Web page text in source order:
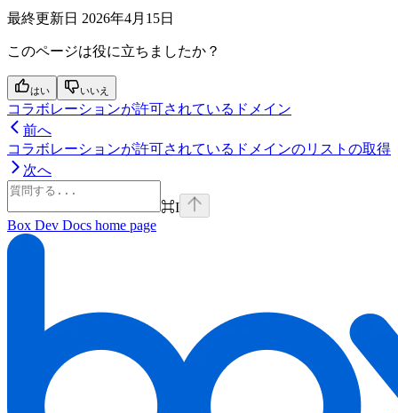
最終更新日 2026年4月15日
このページは役に立ちましたか？
はい いいえ
コラボレーションが許可されているドメイン
前へ
コラボレーションが許可されているドメインのリストの取得
次へ
⌘I
Box Dev Docs home page